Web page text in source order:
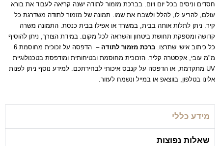
חסדים וניסים בכל יום ויום. בברכת מזמור לתודה ישנה קריאה לעבוד את בורא
עולם, להריע לו, להלל ולשבח את שמו. תמונה של מזמור לתודה משדרגת כל
קיר. ניתן לתלות אותה בבית, במשרד או אפילו בבית כנסת. התמונה משרה
קדושה ומספקת תחושת ביטחון והשראה לכל מקום. במידת הצורך, ניתן להוסיף
כל כיתוב אישי שתרצו. ברכת מזמור לתודה
– הדפסה על זכוכית מחוסמת 6
מ"מ עובי, אקסטרה קליר. הזכוכית מחוסמת ובטיחותית ומודפסת בטכנולוגיית
UV מתקדמת, או הדפסה על קנבס איכותי לבחירתכם. למידע נוסף ניתן לפנות
אלינו בטלפון, בווצאפ או במייל ונשמח לעזור.
מידע כללי
שאלות נפוצות